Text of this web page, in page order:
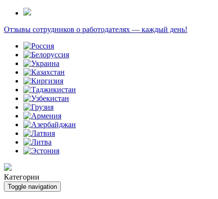
Отзывы сотрудников о работодателях — каждый день!
Категории
Toggle navigation